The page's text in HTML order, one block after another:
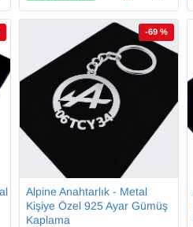
-69 %
Alpine Anahtarlık - Metal
Kişiye Özel 925 Ayar Gümüş
Kaplama